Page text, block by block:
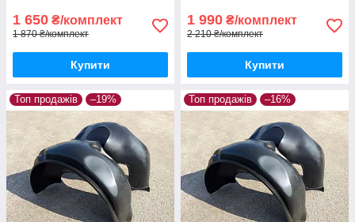
1 650 ₴/комплект
1 870 ₴/комплект
Купити
1 990 ₴/комплект
2 210 ₴/комплект
Купити
Топ продажів –19% Топ продажів –16%